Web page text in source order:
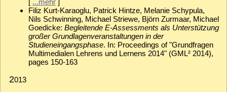
[ ...mehr ]
Filiz Kurt-Karaoglu, Patrick Hintze, Melanie Schypula,
Nils Schwinning, Michael Striewe, Björn Zurmaar, Michael
Goedicke: Begleitende E-Assessments als Unterstützung
großer Grundlagenveranstaltungen in der
Studieneingangsphase. In: Proceedings of "Grundfragen
Multimedialen Lehrens und Lernens 2014" (GML² 2014),
pages 150-163
2013